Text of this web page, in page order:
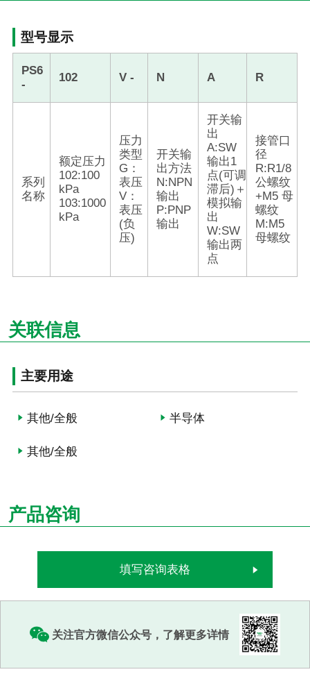
型号显示
PS6
-
102 V - N A R
系列
名称
额定压力
102:100
kPa
103:1000
kPa
压力
类型
G：
表压
V：
表压
(负
压)
开关输
出方法
N:NPN
输出
P:PNP
输出
开关输
出
A:SW
输出1
点(可调
滞后)＋
模拟输
出
W:SW
输出两
点
接管口
径
R:R1/8
公螺纹
+M5 母
螺纹
M:M5
母螺纹
关联信息
主要用途
其他/全般 半导体
其他/全般
产品咨询
填写咨询表格
关注官方微信公众号，了解更多详情